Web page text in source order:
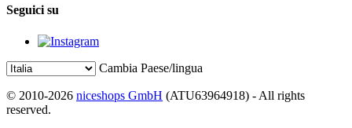
Seguici su
Cambia Paese/lingua
© 2010-2026 niceshops GmbH (ATU63964918) - All rights
reserved.